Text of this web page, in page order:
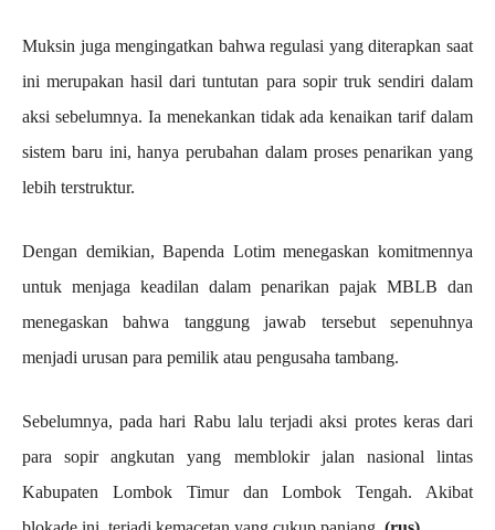
Muksin juga mengingatkan bahwa regulasi yang diterapkan saat
ini merupakan hasil dari tuntutan para sopir truk sendiri dalam
aksi sebelumnya. Ia menekankan tidak ada kenaikan tarif dalam
sistem baru ini, hanya perubahan dalam proses penarikan yang
lebih terstruktur.
Dengan demikian, Bapenda Lotim menegaskan komitmennya
untuk menjaga keadilan dalam penarikan pajak MBLB dan
menegaskan bahwa tanggung jawab tersebut sepenuhnya
menjadi urusan para pemilik atau pengusaha tambang.
Sebelumnya, pada hari Rabu lalu terjadi aksi protes keras dari
para sopir angkutan yang memblokir jalan nasional lintas
Kabupaten Lombok Timur dan Lombok Tengah. Akibat